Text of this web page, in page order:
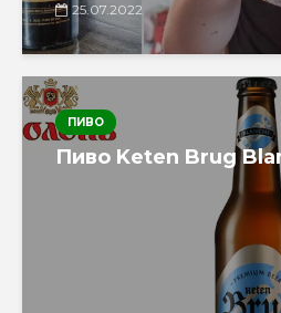
25.07.2022
ПИВО
Пиво Keten Brug